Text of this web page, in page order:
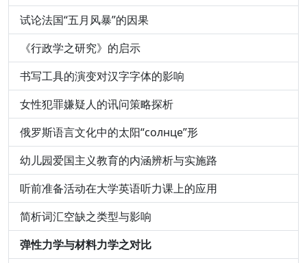
试论法国“五月风暴”的因果
《行政学之研究》的启示
书写工具的演变对汉字字体的影响
女性犯罪嫌疑人的讯问策略探析
俄罗斯语言文化中的太阳“солнце”形
幼儿园爱国主义教育的内涵辨析与实施路
听前准备活动在大学英语听力课上的应用
简析词汇空缺之类型与影响
弹性力学与材料力学之对比